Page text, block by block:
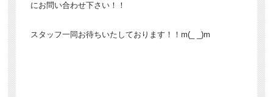
にお問い合わせ下さい！！
スタッフ一同お待ちいたしております！！m(_ _)m